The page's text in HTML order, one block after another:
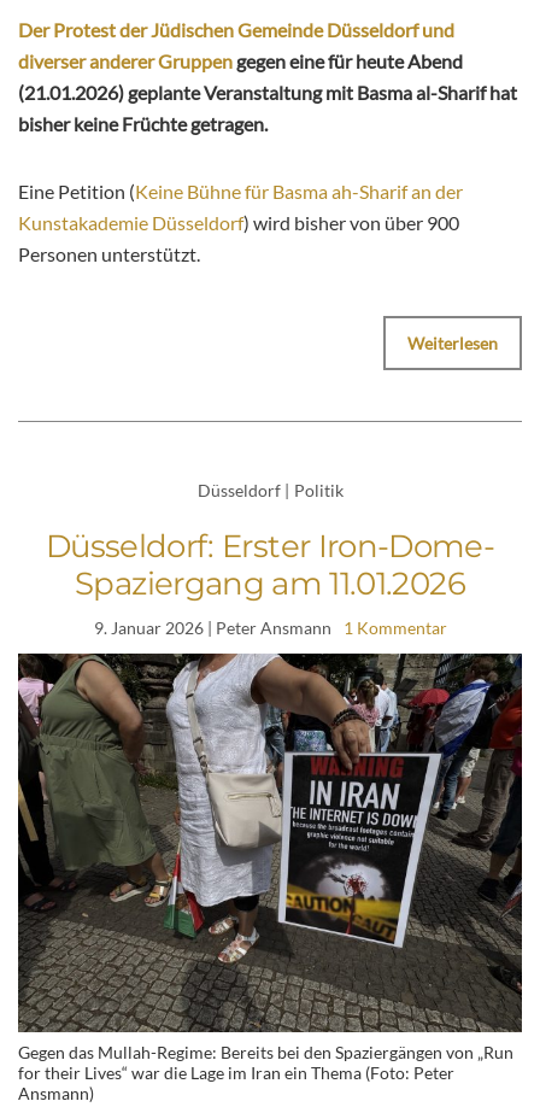
Der Protest der Jüdischen Gemeinde Düsseldorf und
diverser anderer Gruppengegen eine für heute Abend
(21.01.2026) geplante Veranstaltung mit Basma al-Sharif hat
bisher keine Früchte getragen.
Eine Petition (Keine Bühne für Basma ah-Sharif an der
Kunstakademie Düsseldorf) wird bisher von über 900
Personen unterstützt.
Weiterlesen
Düsseldorf | Politik
Düsseldorf: Erster Iron-Dome-
Spaziergang am 11.01.2026
9. Januar 2026| Peter Ansmann 1 Kommentar
Gegen das Mullah-Regime: Bereits bei den Spaziergängen von „Run
for their Lives“ war die Lage im Iran ein Thema (Foto: Peter
Ansmann)